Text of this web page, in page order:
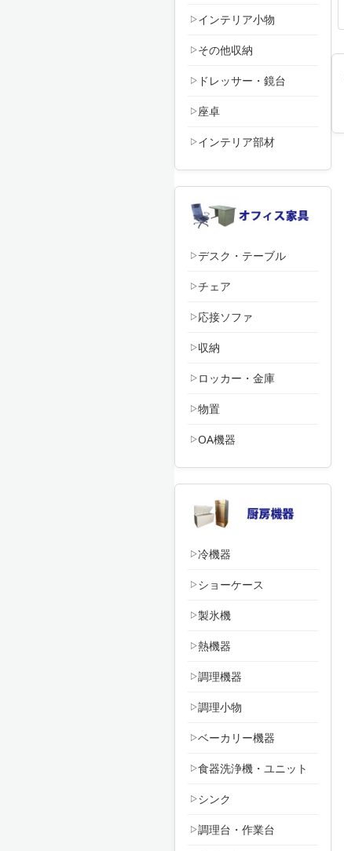
インテリア小物
その他収納
ドレッサー・鏡台
座卓
インテリア部材
デスク・テーブル
チェア
応接ソファ
収納
ロッカー・金庫
物置
OA機器
冷機器
ショーケース
製氷機
熱機器
調理機器
調理小物
ベーカリー機器
食器洗浄機・ユニット
シンク
調理台・作業台